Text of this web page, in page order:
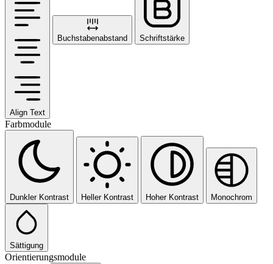
Align Text
Buchstabenabstand Schriftstärke
Farbmodule
Dunkler Kontrast Heller Kontrast Hoher Kontrast Monochrom
Sättigung
Orientierungsmodule